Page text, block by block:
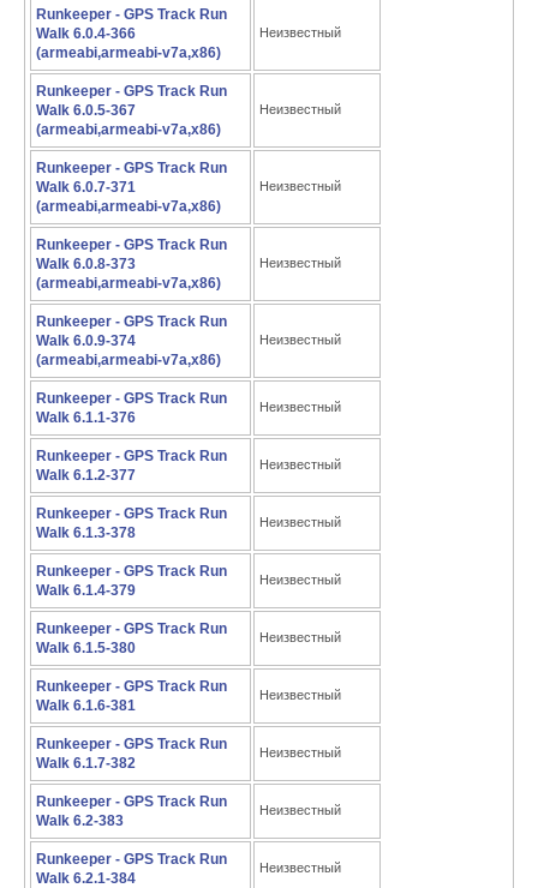
Runkeeper - GPS Track Run
Walk 6.0.4-366
(armeabi,armeabi-v7a,x86)
Неизвестный
Runkeeper - GPS Track Run
Walk 6.0.5-367
(armeabi,armeabi-v7a,x86)
Неизвестный
Runkeeper - GPS Track Run
Walk 6.0.7-371
(armeabi,armeabi-v7a,x86)
Неизвестный
Runkeeper - GPS Track Run
Walk 6.0.8-373
(armeabi,armeabi-v7a,x86)
Неизвестный
Runkeeper - GPS Track Run
Walk 6.0.9-374
(armeabi,armeabi-v7a,x86)
Неизвестный
Runkeeper - GPS Track Run
Walk 6.1.1-376
Неизвестный
Runkeeper - GPS Track Run
Walk 6.1.2-377
Неизвестный
Runkeeper - GPS Track Run
Walk 6.1.3-378
Неизвестный
Runkeeper - GPS Track Run
Walk 6.1.4-379
Неизвестный
Runkeeper - GPS Track Run
Walk 6.1.5-380
Неизвестный
Runkeeper - GPS Track Run
Walk 6.1.6-381
Неизвестный
Runkeeper - GPS Track Run
Walk 6.1.7-382
Неизвестный
Runkeeper - GPS Track Run
Walk 6.2-383
Неизвестный
Runkeeper - GPS Track Run
Walk 6.2.1-384
Неизвестный